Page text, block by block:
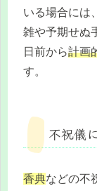
いる場合には
雑や予期せぬ
日前から計画
す。
不祝儀
香典などの不